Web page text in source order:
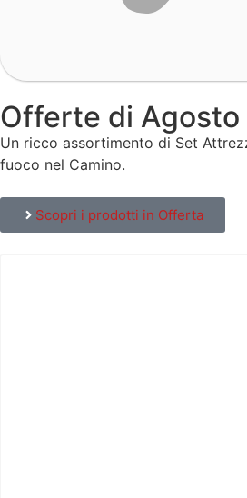
Offerte di Agosto
Un ricco assortimento di Set
fuoco nel Camino.
Scopri i prodotti in Offerta